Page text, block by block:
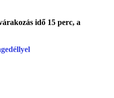
idő 15 perc, a